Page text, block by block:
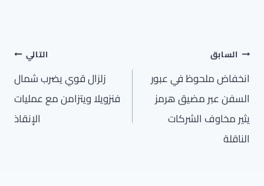
تصفّح
المقالات
السابق
انخفاض ملحوظ في عبور
السفن عبر مضيق هرمز
يثير مخاوف الشركات
الناقلة
التالي
زلزال قوي يضرب شمال
فنزويلا ويتزامن مع عمليات
الإنقاذ